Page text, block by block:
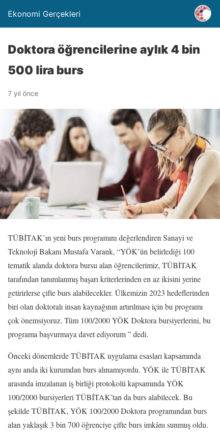
Ekonomi Gerçekleri
Doktora öğrencilerine aylık 4 bin
500 lira burs
7 yıl önce
TÜBİTAK’ın yeni burs programını değerlendiren Sanayi ve
Teknoloji Bakanı Mustafa Varank, “YÖK’ün belirlediği 100
tematik alanda doktora bursu alan öğrencilerimiz, TÜBİTAK
tarafından tanımlanmış başarı kriterlerinden en az ikisini yerine
getirirlerse çifte burs alabilecekler. Ülkemizin 2023 hedeflerinden
biri olan doktoralı insan kaynağının artırılması için bu programı
çok önemsiyoruz. Tüm 100/2000 YÖK Doktora bursiyerlerini, bu
programa başvurmaya davet ediyorum ” dedi.
Önceki dönemlerde TÜBİTAK uygulama esasları kapsamında
aynı anda iki kurumdan burs alınamıyordu. YÖK ile TÜBİTAK
arasında imzalanan iş birliği protokolü kapsamında YÖK
100/2000 bursiyerleri TÜBİTAK’tan da burs alabilecek. Bu
şekilde TÜBİTAK, YÖK 100/2000 Doktora programından burs
alan yaklaşık 3 bin 700 öğrenciye çifte burs imkânı sunmuş oldu.